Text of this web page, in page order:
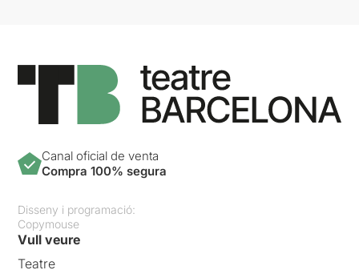
Canal oficial de venta
Compra 100% segura
Disseny i programació:
Copymouse
Vull veure
Teatre